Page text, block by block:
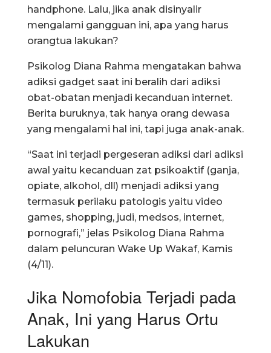
handphone. Lalu, jika anak disinyalir
mengalami gangguan ini, apa yang harus
orangtua lakukan?
Psikolog Diana Rahma mengatakan bahwa
adiksi gadget saat ini beralih dari adiksi
obat-obatan menjadi kecanduan internet.
Berita buruknya, tak hanya orang dewasa
yang mengalami hal ini, tapi juga anak-anak.
“Saat ini terjadi pergeseran adiksi dari adiksi
awal yaitu kecanduan zat psikoaktif (ganja,
opiate, alkohol, dll) menjadi adiksi yang
termasuk perilaku patologis yaitu video
games, shopping, judi, medsos, internet,
pornografi,” jelas Psikolog Diana Rahma
dalam peluncuran Wake Up Wakaf, Kamis
(4/11).
Jika Nomofobia Terjadi pada
Anak, Ini yang Harus Ortu
Lakukan